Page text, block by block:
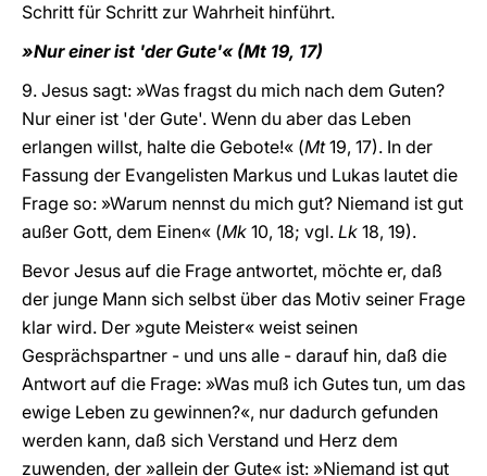
Schritt für Schritt zur Wahrheit hinführt.
»Nur einer ist 'der Gute'« (Mt 19, 17)
9. Jesus sagt: »Was fragst du mich nach dem Guten?
Nur einer ist 'der Gute'. Wenn du aber das Leben
erlangen willst, halte die Gebote!« (Mt19, 17). In der
Fassung der Evangelisten Markus und Lukas lautet die
Frage so: »Warum nennst du mich gut? Niemand ist gut
außer Gott, dem Einen« (Mk 10, 18; vgl. Lk 18, 19).
Bevor Jesus auf die Frage antwortet, möchte er, daß
der junge Mann sich selbst über das Motiv seiner Frage
klar wird. Der »gute Meister« weist seinen
Gesprächspartner - und uns alle - darauf hin, daß die
Antwort auf die Frage: »Was muß ich Gutes tun, um das
ewige Leben zu gewinnen?«, nur dadurch gefunden
werden kann, daß sich Verstand und Herz dem
zuwenden, der »allein der Gute« ist: »Niemand ist gut